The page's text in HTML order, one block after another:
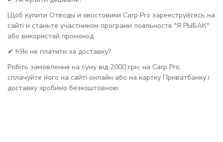
Щоб купити Отводы и хвостовики Carp Pro зарееструйтесь на
сайті и станьте участником програми лояльностя "Я РЫБАК"
або використай промокод.
✔ КЯк не платити за доставку?
Робіть замовлення на суму від 2000 грн, на Carp Pro,
сплачуйте його на сайті онлайн або на картку Приватбанку і
доставку зробимо безкоштовною